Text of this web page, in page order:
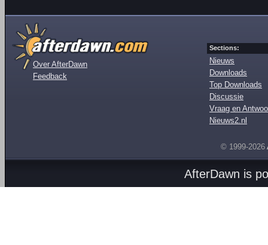
Over AfterDawn
Feedback
Sections:
Nieuws
Downloads
Top Downloads
Discussie
Vraag en
Nieuws2.nl
© 1999-2026
AfterDawn is